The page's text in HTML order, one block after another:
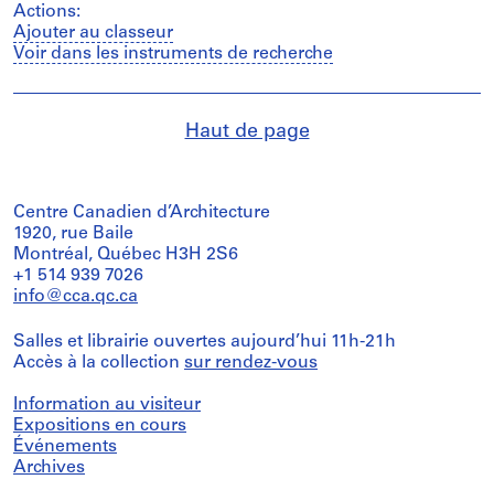
Actions:
Ajouter au classeur
Voir dans les instruments de recherche
Haut de page
Centre Canadien d’Architecture
1920, rue Baile
Montréal, Québec H3H 2S6
+1 514 939 7026
info@cca.qc.ca
Salles et librairie ouvertes aujourd’hui 11h-21h
Accès à la collection sur rendez-vous
Information au visiteur
Expositions en cours
Événements
Archives